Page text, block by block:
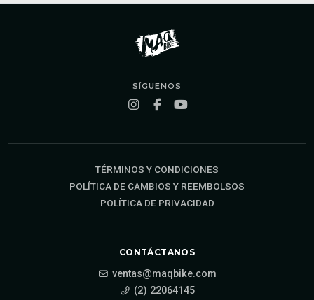
SÍGUENOS
TÉRMINOS Y CONDICIONES
POLÍTICA DE CAMBIOS Y REEMBOLSOS
POLÍTICA DE PRIVACIDAD
CONTÁCTANOS
ventas@maqbike.com
(2) 22064145